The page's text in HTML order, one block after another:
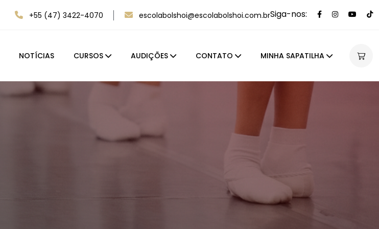
+55 (47) 3422-4070 escolabolshoi@escolabolshoi.com.brSiga-nos:
NOTÍCIAS CURSOS AUDIÇÕES CONTATO MINHA SAPATILHA